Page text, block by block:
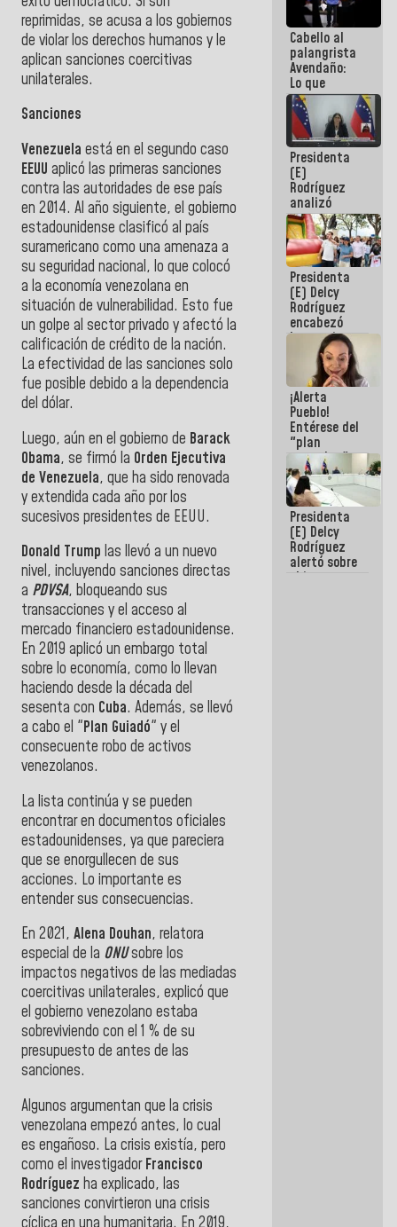
reprimidas, se acusa a los gobiernos
de violar los derechos humanos y le
aplican sanciones coercitivas
unilaterales.
Sanciones
Venezuela está en el segundo caso
EEUU aplicó las primeras sanciones
contra las autoridades de ese país
en 2014. Al año siguiente, el gobierno
estadounidense clasificó al país
suramericano como una amenaza a
su seguridad nacional, lo que colocó
a la economía venezolana en
situación de vulnerabilidad. Esto fue
un golpe al sector privado y afectó la
calificación de crédito de la nación.
La efectividad de las sanciones solo
fue posible debido a la dependencia
del dólar.
Luego, aún en el gobierno de Barack
Obama, se firmó la Orden Ejecutiva
de Venezuela, que ha sido renovada
y extendida cada año por los
sucesivos presidentes de EEUU.
Donald Trump las llevó a un nuevo
nivel, incluyendo sanciones directas
a PDVSA, bloqueando sus
transacciones y el acceso al
mercado financiero estadounidense.
En 2019 aplicó un embargo total
sobre lo economía, como lo llevan
haciendo desde la década del
sesenta con Cuba. Además, se llevó
a cabo el "Plan Guiadó" y el
consecuente robo de activos
venezolanos.
La lista continúa y se pueden
encontrar en documentos oficiales
estadounidenses, ya que pareciera
que se enorgullecen de sus
acciones. Lo importante es
entender sus consecuencias.
En 2021, Alena Douhan, relatora
especial de la ONUsobre los
impactos negativos de las mediadas
coercitivas unilaterales, explicó que
el gobierno venezolano estaba
sobreviviendo con el 1 % de su
presupuesto de antes de las
sanciones.
Algunos argumentan que la crisis
venezolana empezó antes, lo cual
es engañoso. La crisis existía, pero
como el investigadorFrancisco
Rodríguez ha explicado, las
sanciones convirtieron una crisis
marco de la
Constitución
de la
República
Cabello al
palangrista
Avendaño:
Lo que
vayas a
escribir
hazlo hoy
por que no
sabemos si
la semana
que viene
hay
programa
Presidenta
(E)
Rodríguez
analizó
junto a
gobernadores
planes de
recuperación
del Sistema
Eléctrico
Nacional
Presidenta
(E) Delcy
Rodríguez
encabezó
lanzamiento
del Plan
Nacional de
Recreación
Vacacional
¡Alerta
Pueblo!
Entérese del
"plan
enjambre"
de La Sayo
para
sabotear el
diálogo y
promover el
caos
Presidenta
(E) Delcy
Rodríguez
alertó sobre
el impacto